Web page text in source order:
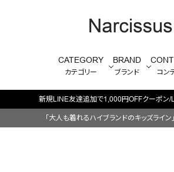
CATEGORY
カテゴリー
BRAND
ブランド コン
新規LINE友達追加で1,000円OFFクーポン
「大人も着れるハイブランドのキッズライン